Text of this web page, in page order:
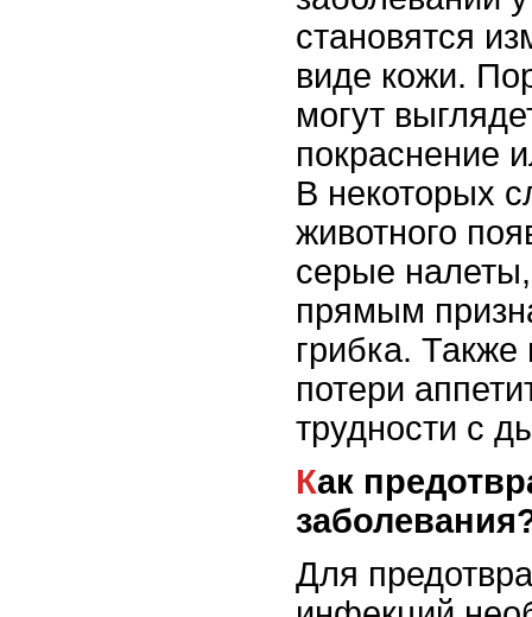
становятся
виде кожи.
могут
покраснение
В некоторых
животного
серые
прямым
грибка.
потери
трудности с
Как предотвратить грибковые
Для